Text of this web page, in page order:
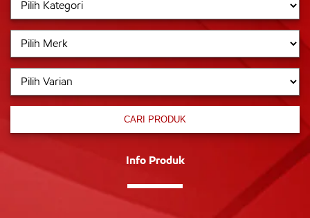
CARI PRODUK
Info Produk